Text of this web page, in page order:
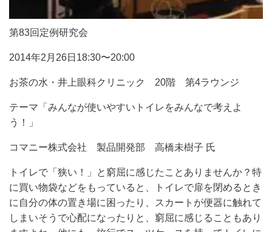
第83回定例研究会
2014年2月26日18:30〜20:00
お茶の水・井上眼科クリニック 20階 第4ラウンジ
テーマ「みんなが使いやすいトイレをみんなで考えよ
う！」
コマニー株式会社 製品開発部 高橋未樹子 氏
トイレで「狭い！」と窮屈に感じたことありませんか？特
に買い物袋などをもっていると、トイレで扉を閉めるとき
に自分の体の置き場に困ったり、スカートが便器に触れて
しまいそうで心配になったりと、窮屈に感じることもあり